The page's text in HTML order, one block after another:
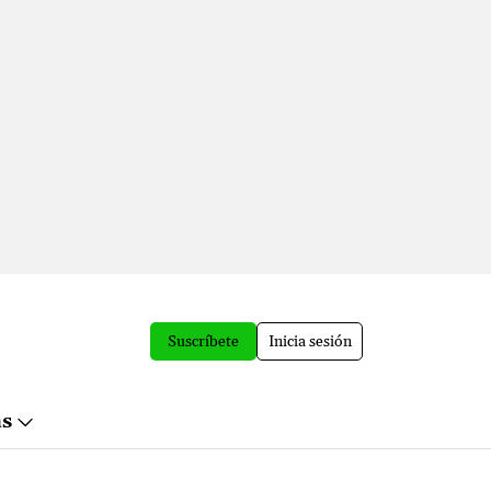
Suscríbete Inicia sesión